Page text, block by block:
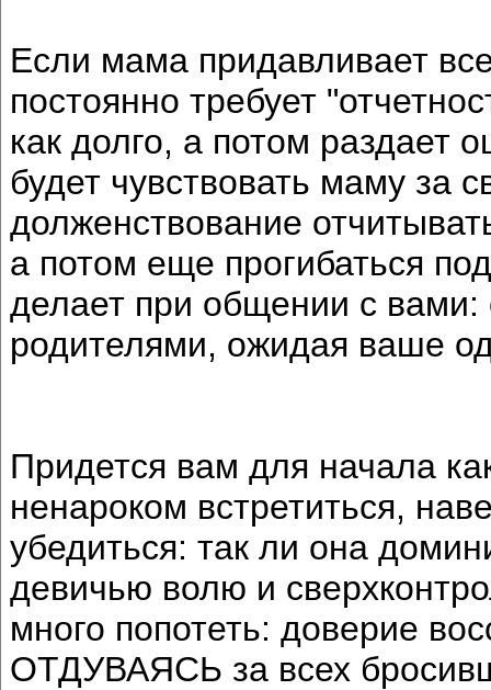
Если мама придавливает
постоянно требует
как долго, а потом раздает
будет чувствовать маму за
долженствование
а потом еще прогибаться
делает при общении с вами:
родителями, ожидая ваше
Придется вам для начала
ненароком встретиться,
убедиться: так ли она
девичью волю и
много попотеть: доверие
ОТДУВАЯСЬ за всех